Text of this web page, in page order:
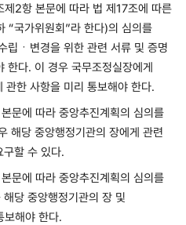
2항 본문에 따라 법 제17조에 따른
“국가위원회”라 한다)의 심의를
립ㆍ변경을 위한 관련 서류 및 증명
한다. 이 경우 국무조정실장에게
한 사항을 미리 통보해야 한다.
문에 따라 중앙추진계획의 심의를
해당 중앙행정기관의 장에게 관련
구할 수 있다.
문에 따라 중앙추진계획의 심의를
당 중앙행정기관의 장 및
보해야 한다.